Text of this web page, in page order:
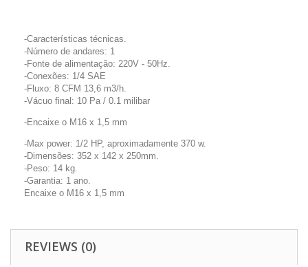
-Características técnicas.
-Número de andares: 1
-Fonte de alimentação: 220V - 50Hz.
-Conexões: 1/4 SAE
-Fluxo: 8 CFM 13,6 m3/h.
-Vácuo final: 10 Pa / 0.1 milibar
-Encaixe o M16 x 1,5 mm
-Max power: 1/2 HP, aproximadamente 370 w.
-Dimensões: 352 x 142 x 250mm.
-Peso: 14 kg.
-Garantia: 1 ano.
Encaixe o M16 x 1,5 mm
REVIEWS (0)